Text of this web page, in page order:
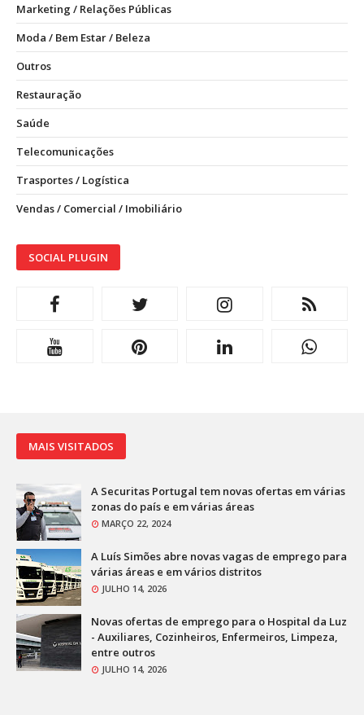
Marketing / Relações Públicas
Moda / Bem Estar / Beleza
Outros
Restauração
Saúde
Telecomunicações
Trasportes / Logística
Vendas / Comercial / Imobiliário
SOCIAL PLUGIN
MAIS VISITADOS
A Securitas Portugal tem novas ofertas em várias
zonas do país e em várias áreas
MARÇO 22, 2024
A Luís Simões abre novas vagas de emprego para
várias áreas e em vários distritos
JULHO 14, 2026
Novas ofertas de emprego para o Hospital da Luz
- Auxiliares, Cozinheiros, Enfermeiros, Limpeza,
entre outros
JULHO 14, 2026